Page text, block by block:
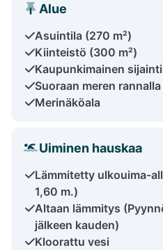
Alue
Asuintila (270 m²)
Kiinteistö (300 m²)
Kaupunkimainen sijainti
Suoraan meren rannalla
Merinäköala
Uiminen hauskaa
Lämmitetty ulkouima-
1,60 m.)
Altaan lämmitys
jälkeen kauden)
Kloorattu vesi